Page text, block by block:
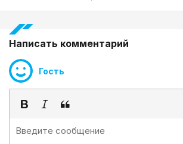
Написать комментарий
Гость